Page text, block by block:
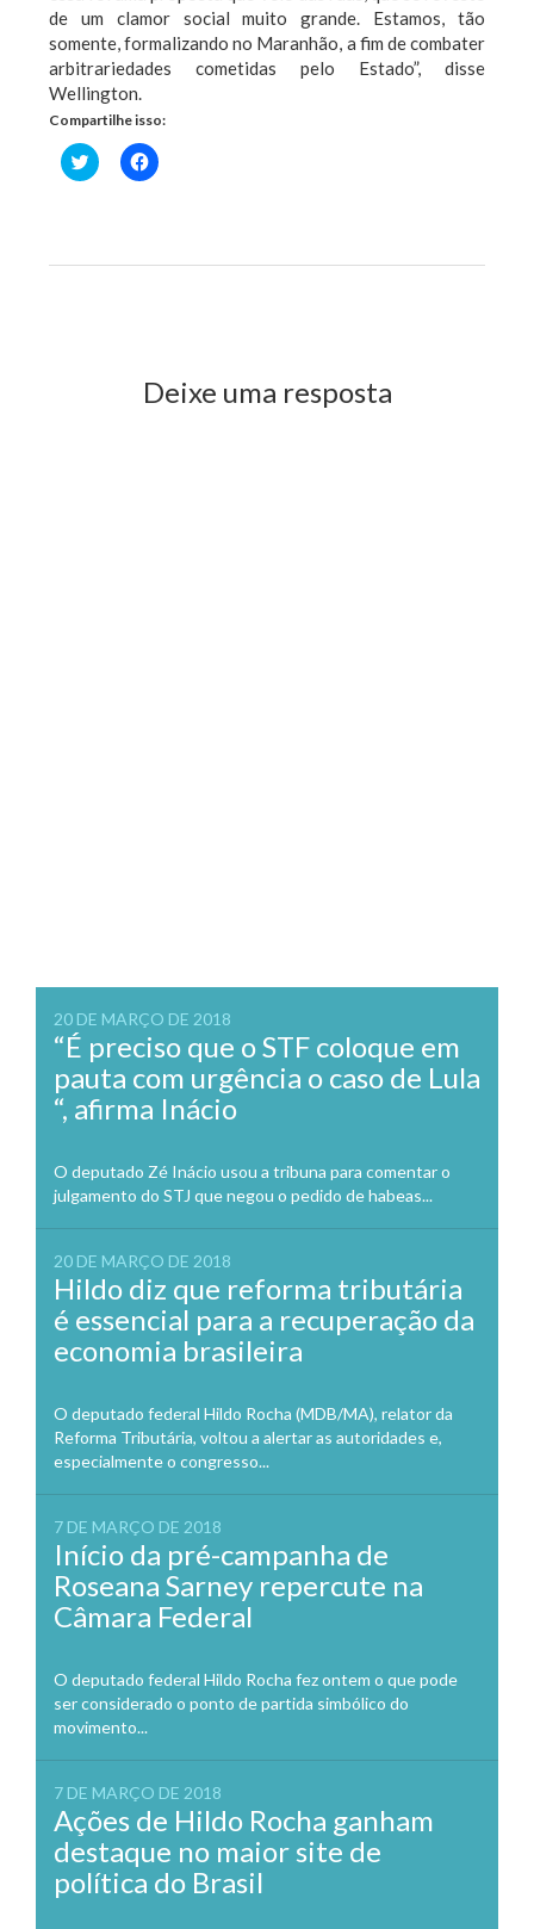
de um clamor social muito grande. Estamos, tão
somente, formalizando no Maranhão, a fim de combater
arbitrariedades cometidas pelo Estado”, disse
Wellington.
Compartilhe isso:
Clique
para
janela)
Clique
para
janela)
Deixe uma resposta
20 DE MARÇO DE 2018
“É preciso que o STF coloque em
pauta com urgência o caso de Lula
“, afirma Inácio
O deputado Zé Inácio usou a tribuna para comentar o
julgamento do STJ que negou o pedido de habeas...
20 DE MARÇO DE 2018
Hildo diz que reforma tributária
é essencial para a recuperação da
economia brasileira
O deputado federal Hildo Rocha (MDB/MA), relator da
Reforma Tributária, voltou a alertar as autoridades e,
especialmente o congresso...
7 DE MARÇO DE 2018
Início da pré-campanha de
Roseana Sarney repercute na
Câmara Federal
O deputado federal Hildo Rocha fez ontem o que pode
ser considerado o ponto de partida simbólico do
movimento...
7 DE MARÇO DE 2018
Ações de Hildo Rocha ganham
destaque no maior site de
política do Brasil